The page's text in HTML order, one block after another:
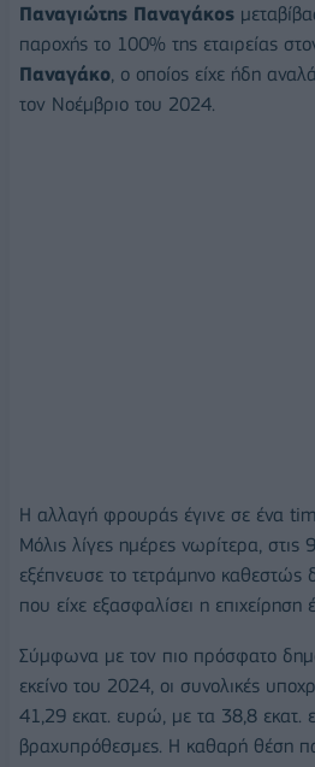
Παναγιώτης Παναγάκος
παροχής το 100% της εταιρείας
Παναγάκο, ο οποίος είχε ήδη
τον Νοέμβριο του 2024.
Η αλλαγή φρουράς έγινε σε ένα
Μόλις λίγες ημέρες νωρίτερα, στις
εξέπνευσε το τετράμηνο καθεστώς
που είχε εξασφαλίσει η
Σύμφωνα με τον πιο πρόσφατο
εκείνο του 2024, οι συνολικές
41,29 εκατ. ευρώ, με τα 38,8 εκατ.
βραχυπρόθεσμες. Η καθαρή θέση